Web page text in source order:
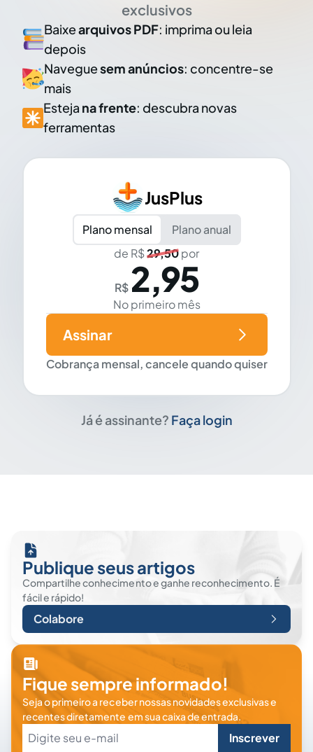
exclusivos
Baixearquivos PDF: imprima ou leia
depois
Naveguesem anúncios: concentre-se
mais
Esteja na frente: descubra novas
ferramentas
JusPlus
Plano mensal
Plano anual
de R$29,50por
R$ 2,95
No primeiro mês
Cobrança mensal, cancele quando quiser
Assinar
Já é assinante? Faça login
Publique seus artigos
Compartilhe conhecimento e ganhe reconhecimento. É
fácil e rápido!
Colabore
Fique sempre informado!
Seja o primeiro a receber nossas novidades exclusivas e
recentes diretamente em sua caixa de entrada.
Inscrever